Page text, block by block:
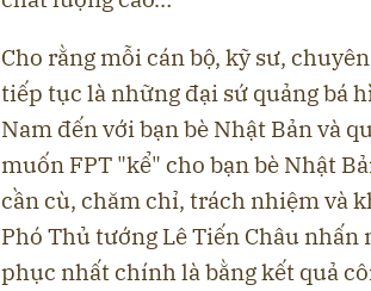
Cho rằng mỗi cán bộ, kỹ sư,
tiếp tục là những đại sứ quảng bá
Nam đến với bạn bè Nhật Bản và
muốn FPT "kể" cho bạn bè Nhật
cần cù, chăm chỉ, trách nhiệm và
Phó Thủ tướng Lê Tiến Châu
phục nhất chính là bằng kết quả